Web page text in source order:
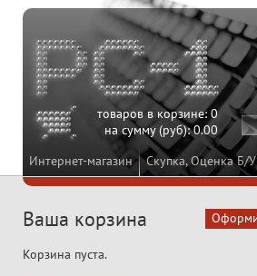
Интернет-магазин Скупка, Оценка Б/У
товаров в корзине:0
на сумму (руб):0.00
Ваша корзина
Корзина пуста.